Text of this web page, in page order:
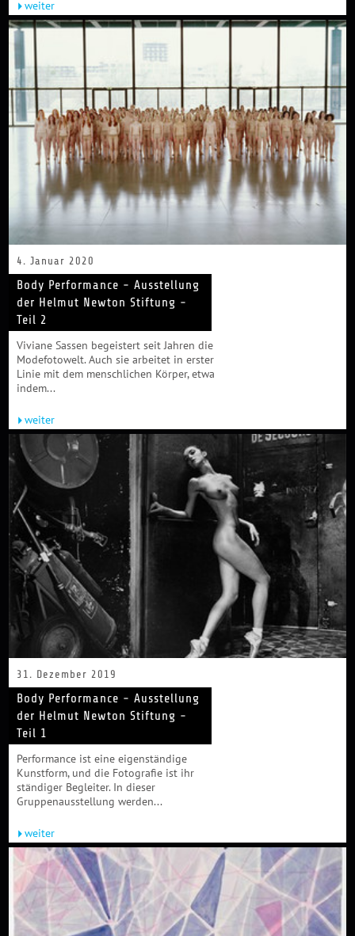
weiter
4. Januar 2020
Body Performance - Ausstellung
der Helmut Newton Stiftung -
Teil 2
Viviane Sassen begeistert seit Jahren die
Modefotowelt. Auch sie arbeitet in erster
Linie mit dem menschlichen Körper, etwa
indem...
weiter
31. Dezember 2019
Body Performance - Ausstellung
der Helmut Newton Stiftung -
Teil 1
Performance ist eine eigenständige
Kunstform, und die Fotografie ist ihr
ständiger Begleiter. In dieser
Gruppenausstellung werden...
weiter